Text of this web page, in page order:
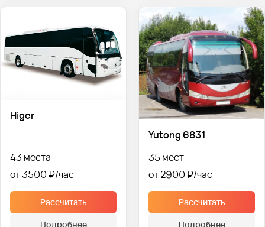
Higer
43 места
от 3500 ₽
Рассчитать
Подробнее
Yutong 6831
35 мест
от 2900 ₽
Рассчитать
Подробнее